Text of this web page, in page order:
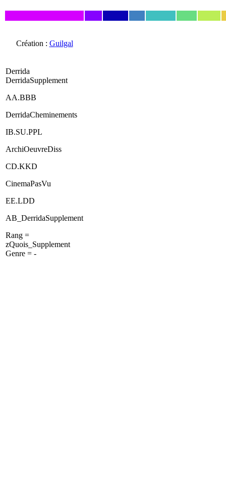
Création : Guilgal
Derrida
DerridaSupplement
AA.BBB
DerridaCheminements
IB.SU.PPL
ArchiOeuvreDiss
CD.KKD
CinemaPasVu
EE.LDD
AB_DerridaSupplement
Rang =
zQuois_Supplement
Genre = -